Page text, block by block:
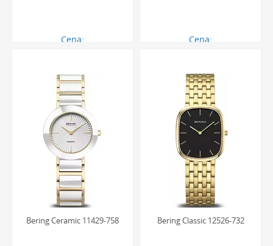
Cena:
Cena:
Bering Ceramic 11429-758 Bering Classic 12526-732